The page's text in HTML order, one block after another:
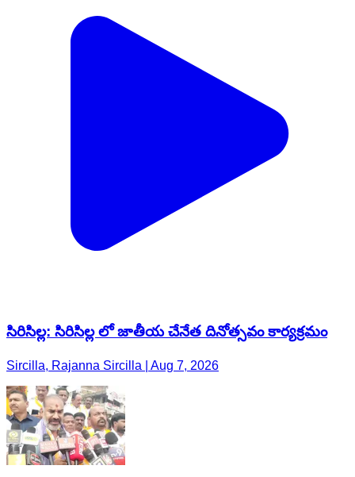
సిరిసిల్ల: సిరిసిల్ల లో జాతీయ చేనేత దినోత్సవం కార్యక్రమం
Sircilla, Rajanna Sircilla | Aug 7, 2026